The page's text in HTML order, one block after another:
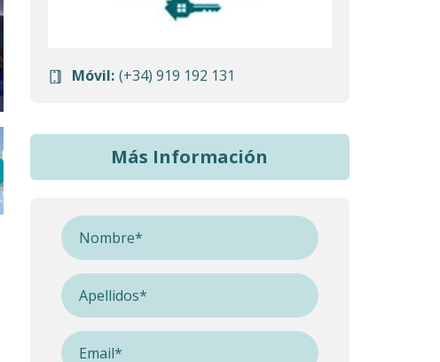
Móvil: (+34) 919 192 131
Más Información